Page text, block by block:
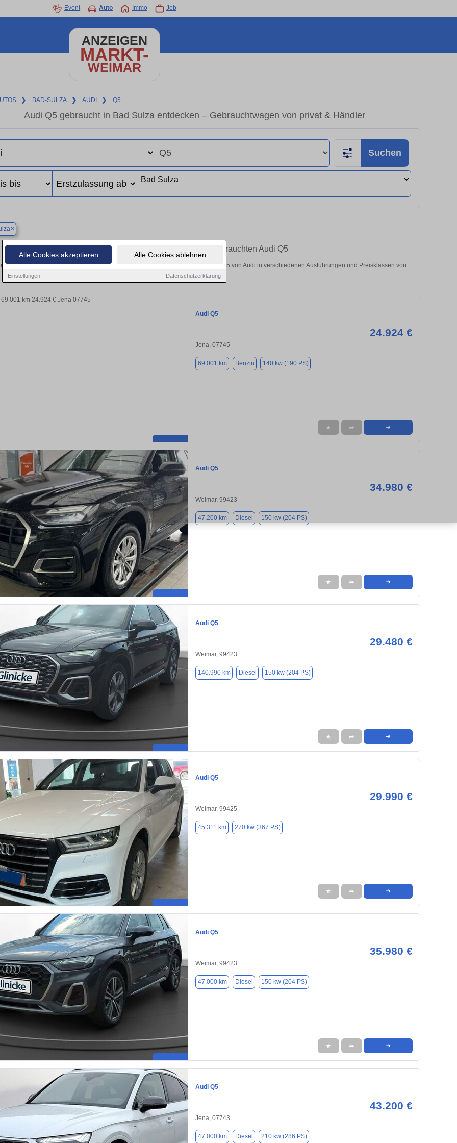
Alle Cookies akzeptieren Alle Cookies ablehnen
Einstellungen Datenschutzerklärung
Event Auto Immo Job
ANZEIGEN
MARKT-
WEIMAR
❯ BAD-SULZA ❯ AUDI ❯ Q5
Audi Q5 gebraucht in Bad Sulza entdecken – Gebrauchtwagen von privat & Händler
Suchen
×
Finden Sie in Bad Sulza Ihren gebrauchten Audi Q5
Sie in Bad Sulza einen Audi Q5 Gebrauchtwagen? Entdecken Sie gebrauchte Q5 von Audi in verschiedenen Ausführungen und Preisklassen von
privat und vom Händler.
Audi Q5
24.924 €
Jena, 07745
69.001 km Benzin 140 kw (190 PS)
★ ➦ ➜
Audi Q5
34.980 €
Weimar, 99423
47.200 km Diesel 150 kw (204 PS)
★ ➦ ➜
Audi Q5
29.480 €
Weimar, 99423
140.990 km Diesel 150 kw (204 PS)
★ ➦ ➜
Audi Q5
29.990 €
Weimar, 99425
45.311 km 270 kw (367 PS)
★ ➦ ➜
Audi Q5
35.980 €
Weimar, 99423
47.000 km Diesel 150 kw (204 PS)
★ ➦ ➜
Audi Q5
43.200 €
Jena, 07743
47.000 km Diesel 210 kw (286 PS)